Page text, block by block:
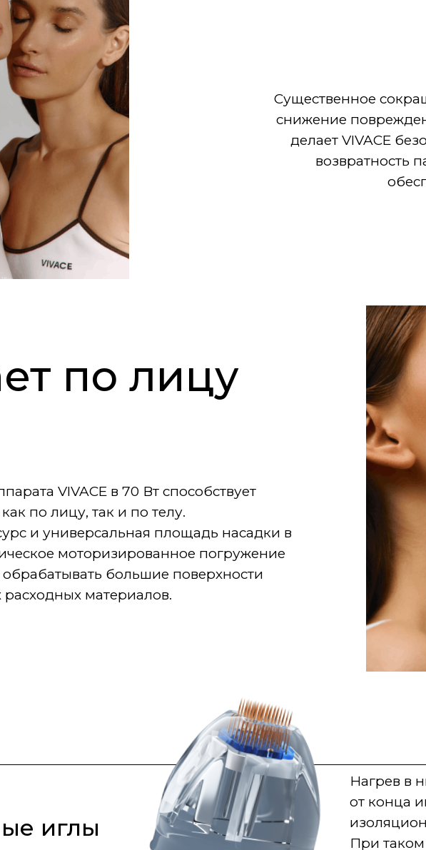
Существенное
снижение
делает VIVACE
возвратность
по лицу
VIVACE в 70 Вт способствует
по лицу, так и по телу.
и универсальная площадь насадки в
моторизированное погружение
обрабатывать большие поверхности
материалов.
иглы
Нагрев в
от конца
При